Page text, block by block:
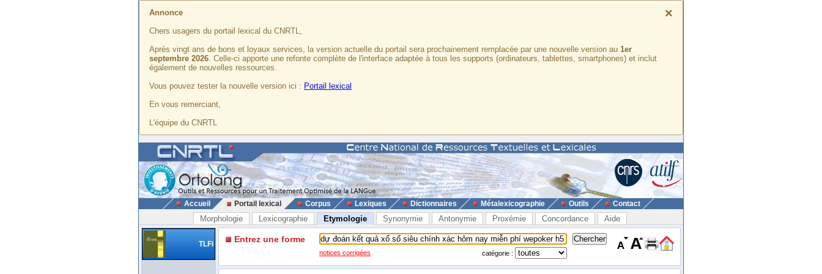
×
Annonce
Chers usagers du portail lexical du CNRTL,
Après vingt ans de bons et loyaux services, la version actuelle du portail sera prochainement remplacée par une nouvelle version au 1er
septembre 2026. Celle-ci apporte une refonte complète de l'interface adaptée à tous les supports (ordinateurs, tablettes, smartphones) et inclut
également de nouvelles ressources.
Vous pouvez tester la nouvelle version ici : Portail lexical
En vous remerciant,
L'équipe du CNRTL
Accueil Portail lexical Corpus Lexiques Dictionnaires Métalexicographie Outils Contact
Morphologie Lexicographie Etymologie Synonymie Antonymie Proxémie Concordance Aide
TLFi Entrez une forme
notices corrigées catégorie :